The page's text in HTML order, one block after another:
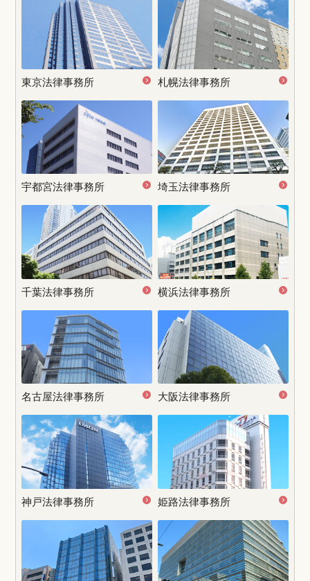
東京法律事務所 札幌法律事務所
宇都宮法律事務所 埼玉法律事務所
千葉法律事務所 横浜法律事務所
名古屋法律事務所 大阪法律事務所
神戸法律事務所 姫路法律事務所